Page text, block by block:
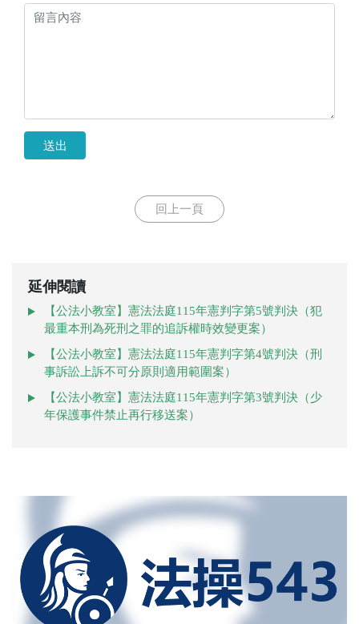
送出
回上一頁
延伸閱讀
【公法小教室】憲法法庭115年憲判字第5號判決（犯
最重本刑為死刑之罪的追訴權時效變更案）
【公法小教室】憲法法庭115年憲判字第4號判決（刑
事訴訟上訴不可分原則適用範圍案）
【公法小教室】憲法法庭115年憲判字第3號判決（少
年保護事件禁止再行移送案）